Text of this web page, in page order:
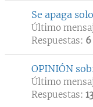
Se apaga
Último
Respuestas: 6
OPINIÓN
Último
Respuestas: 13